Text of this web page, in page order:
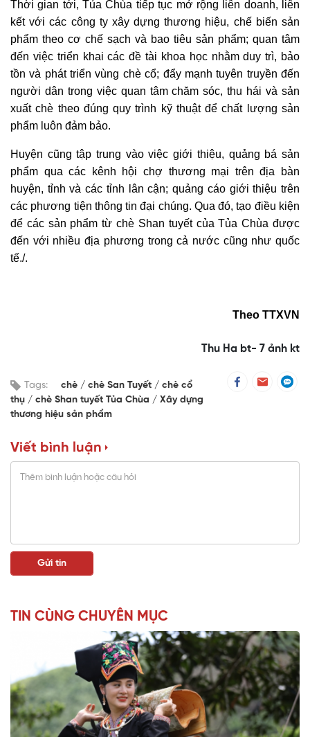
Thời gian tới, Tủa Chùa tiếp tục mở rộng liên doanh, liên
kết với các công ty xây dựng thương hiệu, chế biến sản
phẩm theo cơ chế sạch và bao tiêu sản phẩm; quan tâm
đến việc triển khai các đề tài khoa học nhằm duy trì, bảo
tồn và phát triển vùng chè cổ; đẩy mạnh tuyên truyền đến
người dân trong việc quan tâm chăm sóc, thu hái và sản
xuất chè theo đúng quy trình kỹ thuật để chất lượng sản
phẩm luôn đảm bảo.
Huyện cũng tập trung vào việc giới thiệu, quảng bá sản
phẩm qua các kênh hội chợ thương mại trên địa bàn
huyện, tỉnh và các tỉnh lân cận; quảng cáo giới thiệu trên
các phương tiện thông tin đại chúng. Qua đó, tạo điều kiện
để các sản phẩm từ chè Shan tuyết của Tủa Chùa được
đến với nhiều địa phương trong cả nước cũng như quốc
tế./.
Theo TTXVN
Thu Ha bt- 7 ảnh kt
Tags: chè chè San Tuyết
chè cổ
thụ
chè Shan tuyết Tủa Chùa
Xây dựng
thương hiệu sản phẩm
Viết bình luận
TIN CÙNG CHUYÊN MỤC